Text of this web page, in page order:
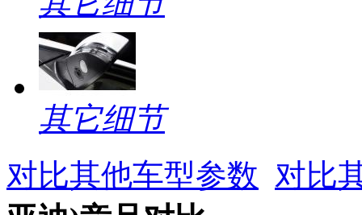
其它细节
对比其他车型参数 对比